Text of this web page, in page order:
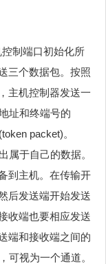
制端口初始化所
三个数据包。按照
主机控制器发送一
址和终端号的
packet)。
属于自己的数据。
到主机。在传输开
后发送端开始发送
收端也要相应发送
端和接收端之间的
可视为一个通道。